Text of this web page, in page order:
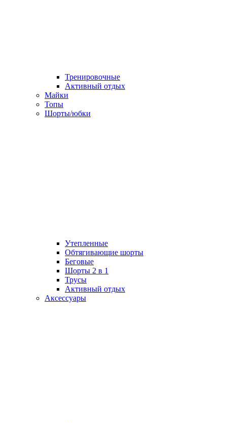
Тренировочные
Активный отдых
Майки
Топы
Шорты/юбки
Утепленные
Обтягивающие шорты
Беговые
Шорты 2 в 1
Трусы
Активный отдых
Аксессуары